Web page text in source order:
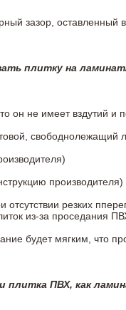
зазор,
плитку на
он не имеет вздутий
свободнолежащий
производителя)
резких
из-за проседания
будет мягким, что
плитка ПВХ, как